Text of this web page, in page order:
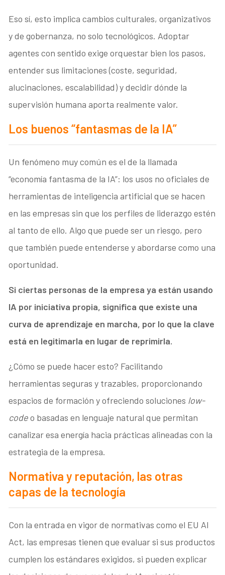
Eso sí, esto implica cambios culturales, organizativos
y de gobernanza, no solo tecnológicos. Adoptar
agentes con sentido exige orquestar bien los pasos,
entender sus limitaciones (coste, seguridad,
alucinaciones, escalabilidad) y decidir dónde la
supervisión humana aporta realmente valor.
Los buenos “fantasmas de la IA”
Un fenómeno muy común es el de la llamada
“economía fantasma de la IA”: los usos no oficiales de
herramientas de inteligencia artificial que se hacen
en las empresas sin que los perfiles de liderazgo estén
al tanto de ello. Algo que puede ser un riesgo, pero
que también puede entenderse y abordarse como una
oportunidad.
Si ciertas personas de la empresa ya están usando
IA por iniciativa propia, significa que existe una
curva de aprendizaje en marcha, por lo que la clave
está en legitimarla en lugar de reprimirla.
¿Cómo se puede hacer esto? Facilitando
herramientas seguras y trazables, proporcionando
espacios de formación y ofreciendo soluciones low-
codeo basadas en lenguaje natural que permitan
canalizar esa energía hacia prácticas alineadas con la
estrategia de la empresa.
Normativa y reputación, las otras
capas de la tecnología
Con la entrada en vigor de normativas como el EU AI
Act, las empresas tienen que evaluar si sus productos
cumplen los estándares exigidos, si pueden explicar